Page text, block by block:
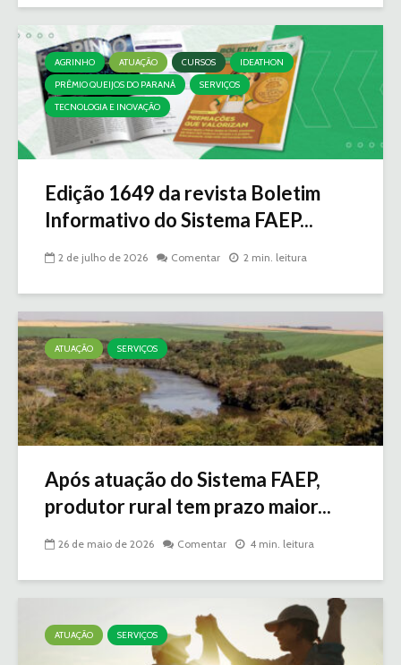
AGRINHO ATUAÇÃO CURSOS
IDEATHON
PRÊMIO QUEIJOS DO PARANÁ
SERVIÇOS
TECNOLOGIA E INOVAÇÃO
Edição 1649 da revista Boletim
Informativo do Sistema FAEP...
2 de julho de 2026 Comentar 2 min. leitura
ATUAÇÃO SERVIÇOS
Após atuação do Sistema FAEP,
produtor rural tem prazo maior...
26 de maio de 2026 Comentar 4 min. leitura
ATUAÇÃO SERVIÇOS